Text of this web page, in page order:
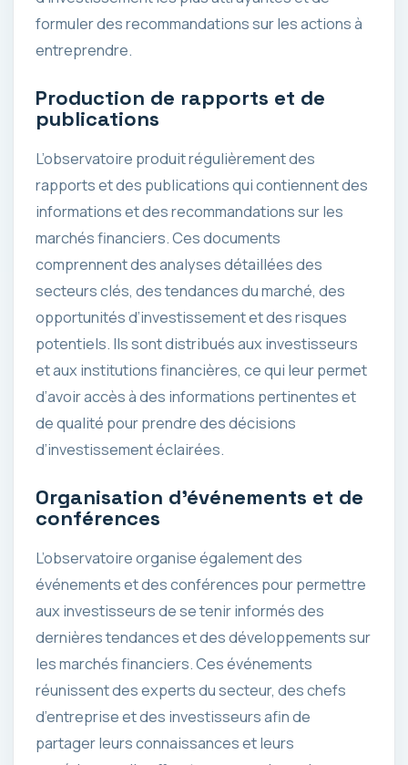
formuler des recommandations sur les actions à
entreprendre.
Production de rapports et de
publications
L’observatoire produit régulièrement des
rapports et des publications qui contiennent des
informations et des recommandations sur les
marchés financiers. Ces documents
comprennent des analyses détaillées des
secteurs clés, des tendances du marché, des
opportunités d’investissement et des risques
potentiels. Ils sont distribués aux investisseurs
et aux institutions financières, ce qui leur permet
d’avoir accès à des informations pertinentes et
de qualité pour prendre des décisions
d’investissement éclairées.
Organisation d’événements et de
conférences
L’observatoire organise également des
événements et des conférences pour permettre
aux investisseurs de se tenir informés des
dernières tendances et des développements sur
les marchés financiers. Ces événements
réunissent des experts du secteur, des chefs
d’entreprise et des investisseurs afin de
partager leurs connaissances et leurs